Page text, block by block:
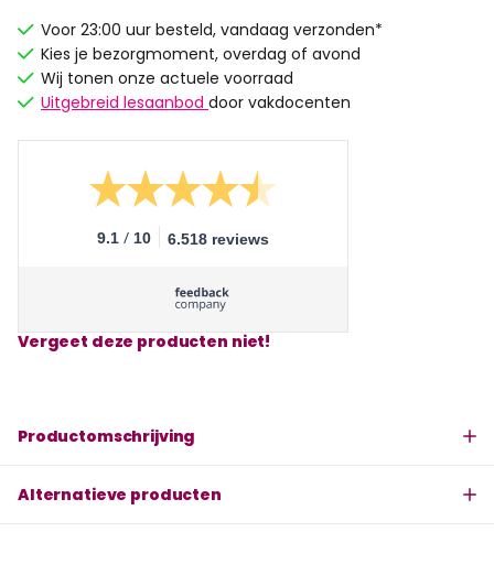
Voor 23:00 uur besteld, vandaag verzonden*
Kies je bezorgmoment, overdag of avond
Wij tonen onze actuele voorraad
Uitgebreid lesaanbod door vakdocenten
9.1 / 10 6.518 reviews
Vergeet deze producten niet!
Productomschrijving
Alternatieve producten